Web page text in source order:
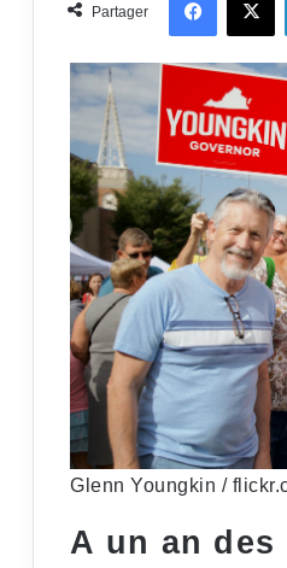
Partager
Glenn Youngkin /
A un an